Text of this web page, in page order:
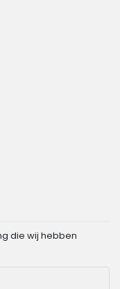
die wij hebben